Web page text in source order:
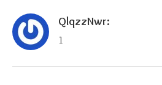
QlqzzNwr:
1